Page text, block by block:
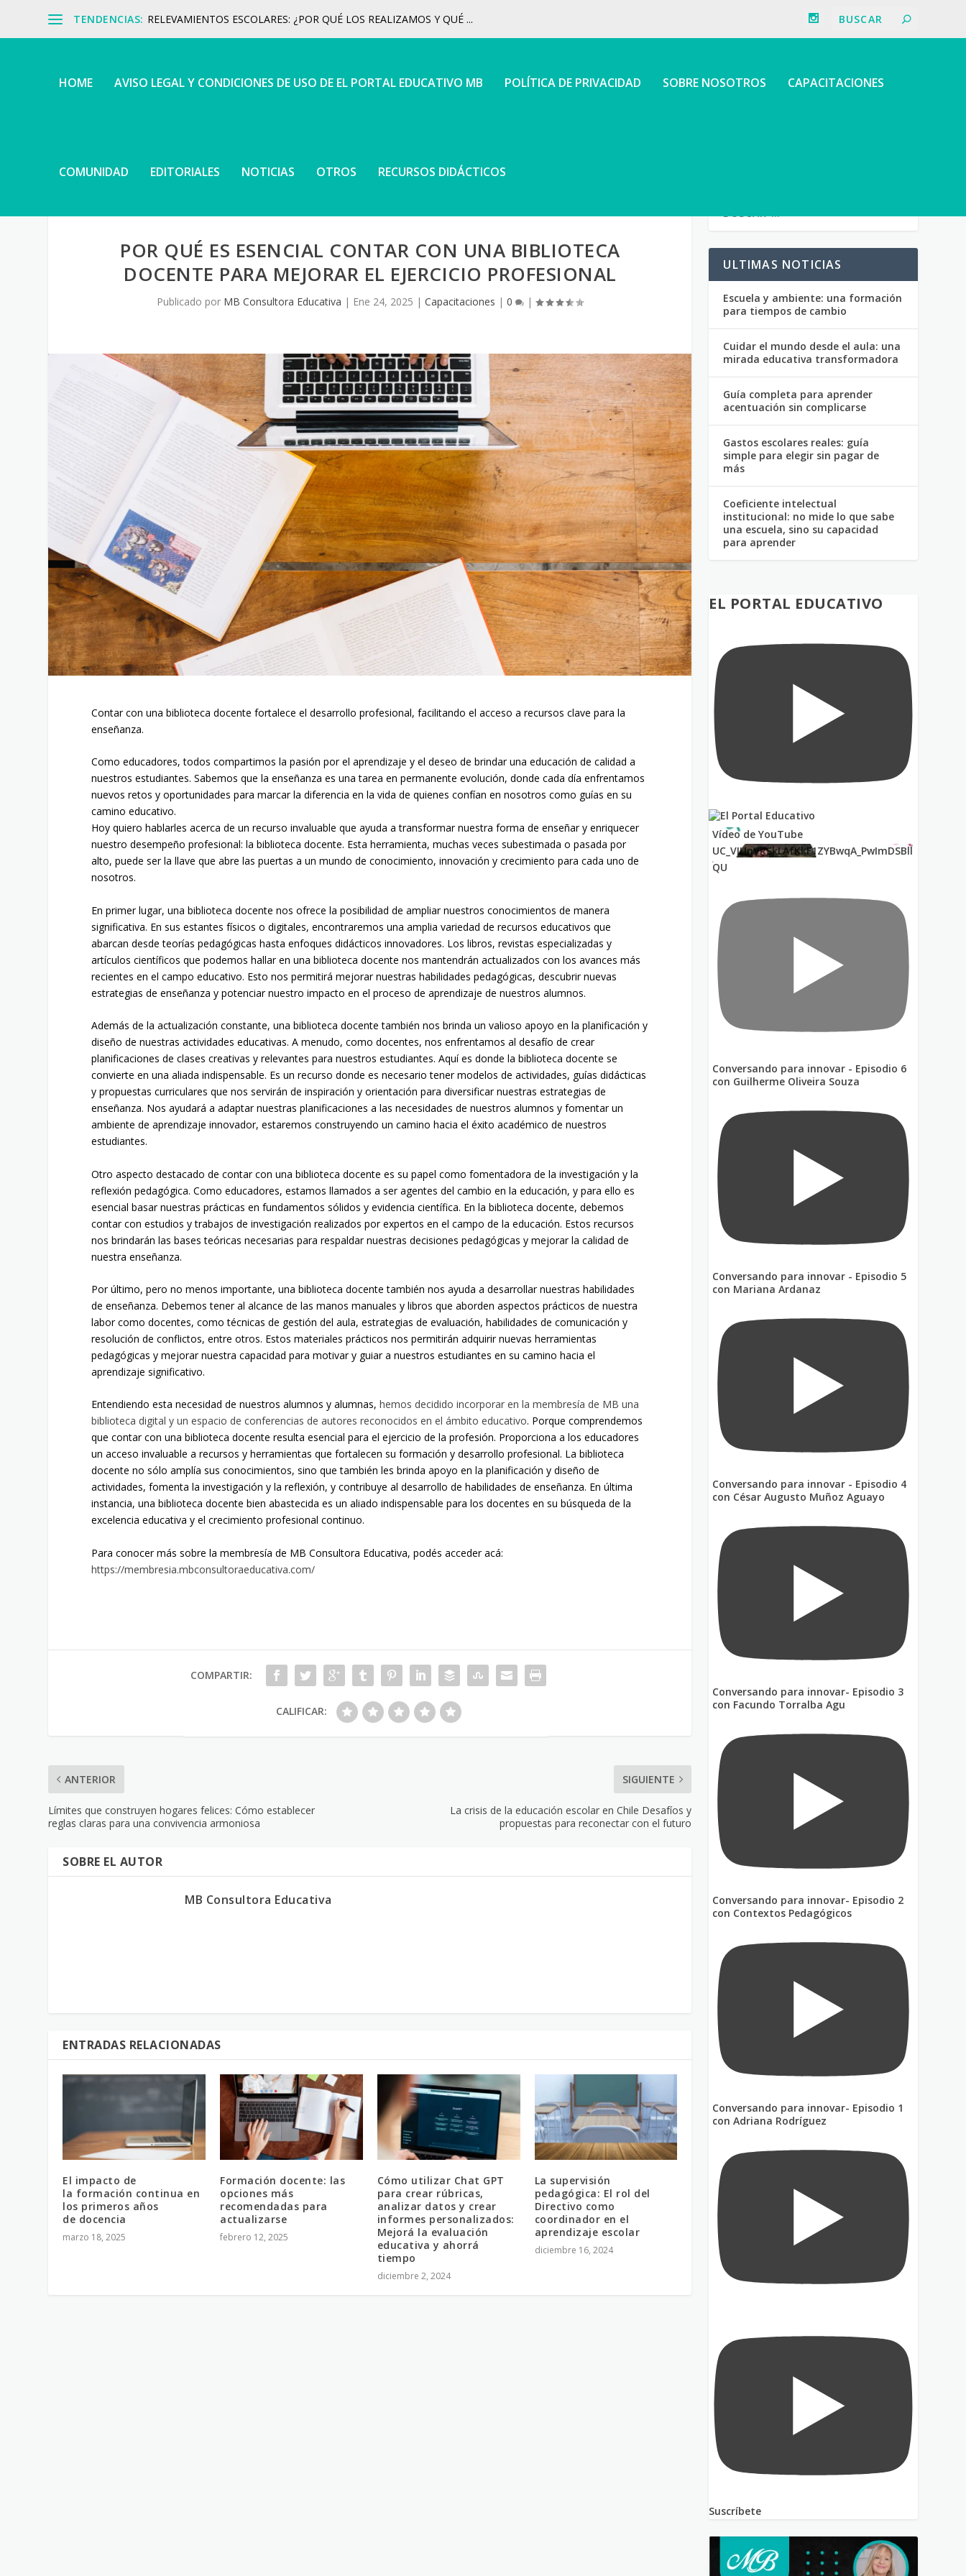
TENDENCIAS: RELEVAMIENTOS ESCOLARES: ¿POR QUÉ LOS REALIZAMOS Y QUÉ ...
HOME AVISO LEGAL Y CONDICIONES DE USO DE EL PORTAL EDUCATIVO MB POLÍTICA DE PRIVACIDAD SOBRE NOSOTROS CAPACITACIONES
COMUNIDAD EDITORIALES NOTICIAS OTROS RECURSOS DIDÁCTICOS
POR QUÉ ES ESENCIAL CONTAR CON UNA BIBLIOTECA
DOCENTE PARA MEJORAR EL EJERCICIO PROFESIONAL
Publicado por MB Consultora Educativa | Ene 24, 2025 |Capacitaciones |0 |
Contar con una biblioteca docente fortalece el desarrollo profesional, facilitando el acceso a recursos clave para la
enseñanza.
Como educadores, todos compartimos la pasión por el aprendizaje y el deseo de brindar una educación de calidad a
nuestros estudiantes. Sabemos que la enseñanza es una tarea en permanente evolución, donde cada día enfrentamos
nuevos retos y oportunidades para marcar la diferencia en la vida de quienes confían en nosotros como guías en su
camino educativo.
Hoy quiero hablarles acerca de un recurso invaluable que ayuda a transformar nuestra forma de enseñar y enriquecer
nuestro desempeño profesional: la biblioteca docente. Esta herramienta, muchas veces subestimada o pasada por
alto, puede ser la llave que abre las puertas a un mundo de conocimiento, innovación y crecimiento para cada uno de
nosotros.
En primer lugar, una biblioteca docente nos ofrece la posibilidad de ampliar nuestros conocimientos de manera
significativa. En sus estantes físicos o digitales, encontraremos una amplia variedad de recursos educativos que
abarcan desde teorías pedagógicas hasta enfoques didácticos innovadores. Los libros, revistas especializadas y
artículos científicos que podemos hallar en una biblioteca docente nos mantendrán actualizados con los avances más
recientes en el campo educativo. Esto nos permitirá mejorar nuestras habilidades pedagógicas, descubrir nuevas
estrategias de enseñanza y potenciar nuestro impacto en el proceso de aprendizaje de nuestros alumnos.
Además de la actualización constante, una biblioteca docente también nos brinda un valioso apoyo en la planificación y
diseño de nuestras actividades educativas. A menudo, como docentes, nos enfrentamos al desafío de crear
planificaciones de clases creativas y relevantes para nuestros estudiantes. Aquí es donde la biblioteca docente se
convierte en una aliada indispensable. Es un recurso donde es necesario tener modelos de actividades, guías didácticas
y propuestas curriculares que nos servirán de inspiración y orientación para diversificar nuestras estrategias de
enseñanza. Nos ayudará a adaptar nuestras planificaciones a las necesidades de nuestros alumnos y fomentar un
ambiente de aprendizaje innovador, estaremos construyendo un camino hacia el éxito académico de nuestros
estudiantes.
Otro aspecto destacado de contar con una biblioteca docente es su papel como fomentadora de la investigación y la
reflexión pedagógica. Como educadores, estamos llamados a ser agentes del cambio en la educación, y para ello es
esencial basar nuestras prácticas en fundamentos sólidos y evidencia científica. En la biblioteca docente, debemos
contar con estudios y trabajos de investigación realizados por expertos en el campo de la educación. Estos recursos
nos brindarán las bases teóricas necesarias para respaldar nuestras decisiones pedagógicas y mejorar la calidad de
nuestra enseñanza.
Por último, pero no menos importante, una biblioteca docente también nos ayuda a desarrollar nuestras habilidades
de enseñanza. Debemos tener al alcance de las manos manuales y libros que aborden aspectos prácticos de nuestra
labor como docentes, como técnicas de gestión del aula, estrategias de evaluación, habilidades de comunicación y
resolución de conflictos, entre otros. Estos materiales prácticos nos permitirán adquirir nuevas herramientas
pedagógicas y mejorar nuestra capacidad para motivar y guiar a nuestros estudiantes en su camino hacia el
aprendizaje significativo.
Entendiendo esta necesidad de nuestros alumnos y alumnas,hemos decidido incorporar en la membresía de MB una
biblioteca digital y un espacio de conferencias de autores reconocidos en el ámbito educativo. Porque comprendemos
que contar con una biblioteca docente resulta esencial para el ejercicio de la profesión. Proporciona a los educadores
un acceso invaluable a recursos y herramientas que fortalecen su formación y desarrollo profesional. La biblioteca
docente no sólo amplía sus conocimientos, sino que también les brinda apoyo en la planificación y diseño de
actividades, fomenta la investigación y la reflexión, y contribuye al desarrollo de habilidades de enseñanza. En última
instancia, una biblioteca docente bien abastecida es un aliado indispensable para los docentes en su búsqueda de la
excelencia educativa y el crecimiento profesional continuo.
Para conocer más sobre la membresía de MB Consultora Educativa, podés acceder acá:
https://membresia.mbconsultoraeducativa.com/
COMPARTIR:
CALIFICAR:
ANTERIOR
Límites que construyen hogares felices: Cómo establecer
reglas claras para una convivencia armoniosa
SIGUIENTE
La crisis de la educación escolar en Chile Desafíos y
propuestas para reconectar con el futuro
SOBRE EL AUTOR
MB Consultora Educativa
ENTRADAS RELACIONADAS
El impacto de
la formación continua en
los primeros años
de docencia
marzo 18, 2025
Formación docente: las
opciones más
recomendadas para
actualizarse
febrero 12, 2025
Cómo utilizar Chat GPT
para crear rúbricas,
analizar datos y crear
informes personalizados:
Mejorá la evaluación
educativa y ahorrá
tiempo
diciembre 2, 2024
La supervisión
pedagógica: El rol del
Directivo como
coordinador en el
aprendizaje escolar
diciembre 16, 2024
ULTIMAS NOTICIAS
Escuela y ambiente: una formación
para tiempos de cambio
Cuidar el mundo desde el aula: una
mirada educativa transformadora
Guía completa para aprender
acentuación sin complicarse
Gastos escolares reales: guía
simple para elegir sin pagar de
más
Coeficiente intelectual
institucional: no mide lo que sabe
una escuela, sino su capacidad
para aprender
EL PORTAL EDUCATIVO
Vídeo de YouTube
UC_VIUnVRSkLAfKkF1ZYBwqA_PwImDSBll
QU
Conversando para innovar - Episodio 6
con Guilherme Oliveira Souza
Conversando para innovar - Episodio 5
con Mariana Ardanaz
Conversando para innovar - Episodio 4
con César Augusto Muñoz Aguayo
Conversando para innovar- Episodio 3
con Facundo Torralba Agu
Conversando para innovar- Episodio 2
con Contextos Pedagógicos
Conversando para innovar- Episodio 1
con Adriana Rodríguez
Suscríbete